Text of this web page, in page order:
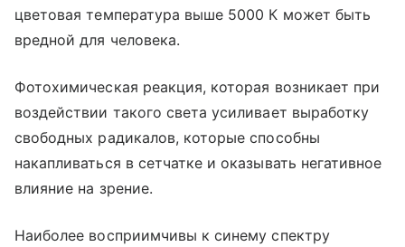
цветовая температура выше 5000 К может быть
вредной для человека.
Фотохимическая реакция, которая возникает при
воздействии такого света усиливает выработку
свободных радикалов, которые способны
накапливаться в сетчатке и оказывать негативное
влияние на зрение.
Наиболее восприимчивы к синему спектру